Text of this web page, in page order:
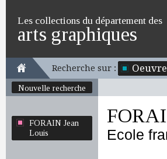
Les collections du département des
arts graphiques
Recherche sur :
Nouvelle recherche
FORAIN Jean
Louis
Ecole